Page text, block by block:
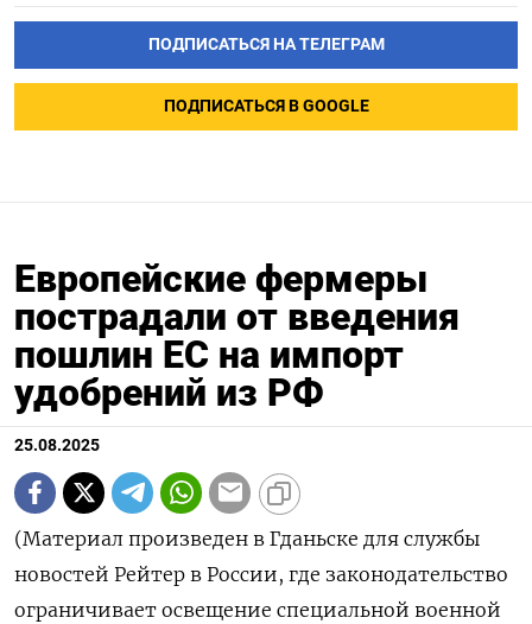
ПОДПИСАТЬСЯ НА ТЕЛЕГРАМ
ПОДПИСАТЬСЯ В GOOGLE
Европейские фермеры
пострадали от введения
пошлин ЕС на импорт
удобрений из РФ
25.08.2025
(Материал произведен в Гданьске для службы
новостей Рейтер в России, где законодательство
ограничивает освещение специальной военной